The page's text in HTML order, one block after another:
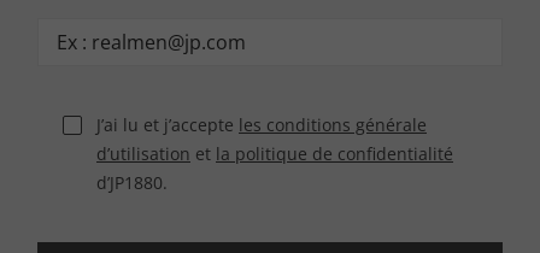
J’ai lu et j’accepte les conditions générale
d’utilisation et la politique de confidentialité
d’JP1880.